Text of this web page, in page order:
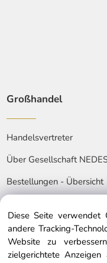
Großhandel
Handelsvertreter
Über Gesellschaft
Bestellungen - Übersicht
Diese Seite verwendet
andere Tracking-
Website zu
zielgerichtete Anzeigen